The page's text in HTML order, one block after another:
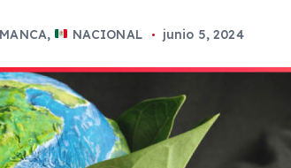
, NACIONAL junio 5, 2024